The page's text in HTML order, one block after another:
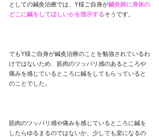
としての鍼灸治療では、 Y様ご自身が鍼灸師に身体の
どこに鍼をしてほしいかを指示するそうです。
でもY様ご自身が鍼灸治療のことを勉強されているわ
けではないため、筋肉のツッパリ感のあるところや
痛みを感じているところに鍼をしてもらっていると
のことでした。
筋肉のツッパリ感や痛みを感じているところに鍼を
したらゆるまるのではないか、少しでも楽になるの